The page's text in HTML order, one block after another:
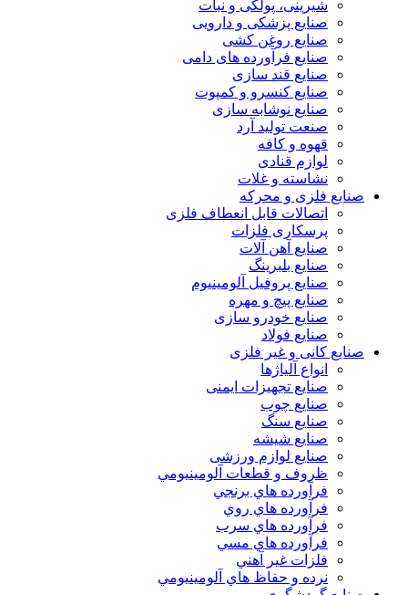
شیرینی، پولکی و نبات
صنایع پزشکی و دارویی
صنایع روغن کشی
صنایع فرآورده های دامی
صنایع قند سازی
صنایع کنسرو و کمپوت
صنایع نوشابه سازی
صنعت تولید آرد
قهوه و کافه
لوازم قنادی
نشاسته و غلات
صنایع فلزی و محرکه
اتصالات قابل انعطاف فلزی
پرسکاری فلزات
صنایع آهن آلات
صنایع بلبرینگ
صنایع پروفیل آلومینیوم
صنایع پیچ و مهره
صنایع خودرو سازی
صنایع فولاد
صنایع کانی و غیر فلزی
انواع آلياژها
صنایع تجهیزات ایمنی
صنایع چوب
صنایع سنگ
صنایع شیشه
صنایع لوازم ورزشی
ظروف و قطعات آلومينيومي
فرآورده هاي برنجي
فرآورده هاي روي
فرآورده هاي سرب
فرآورده هاي مسي
فلزات غير آهني
نرده و حفاظ هاي آلومينيومي